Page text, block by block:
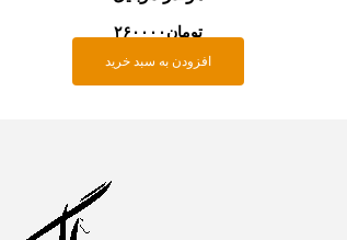
تومان۲۶۰۰۰۰
افزودن به سبد خرید